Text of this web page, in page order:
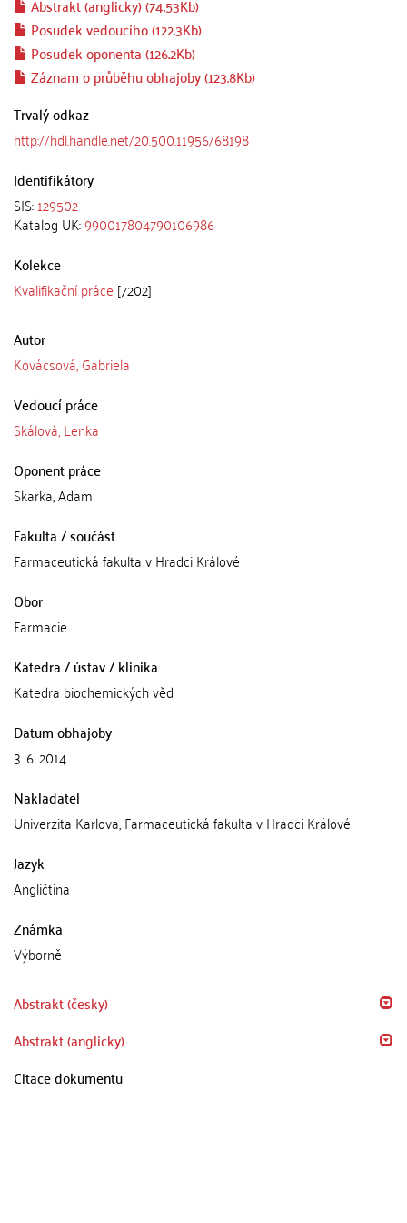
Abstrakt (anglicky) (74.53Kb)
Posudek vedoucího (122.3Kb)
Posudek oponenta (126.2Kb)
Záznam o průběhu obhajoby (123.8Kb)
Trvalý odkaz
http://hdl.handle.net/20.500.11956/68198
Identifikátory
SIS:129502
Katalog UK:990017804790106986
Kolekce
Kvalifikační práce [7202]
Autor
Kovácsová, Gabriela
Vedoucí práce
Skálová, Lenka
Oponent práce
Skarka, Adam
Fakulta / součást
Farmaceutická fakulta v Hradci Králové
Obor
Farmacie
Katedra / ústav / klinika
Katedra biochemických věd
Datum obhajoby
3. 6. 2014
Nakladatel
Univerzita Karlova, Farmaceutická fakulta v Hradci Králové
Jazyk
Angličtina
Známka
Výborně
Abstrakt (česky)
Abstrakt (anglicky)
Citace dokumentu